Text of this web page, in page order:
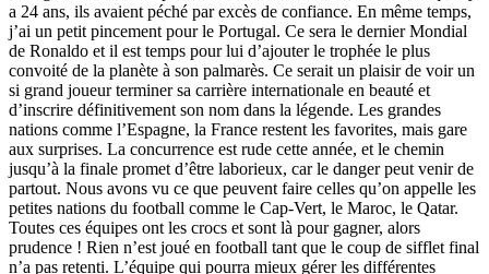
a 24 ans, ils avaient péché par excès de confiance. En même temps,
j’ai un petit pincement pour le Portugal. Ce sera le dernier Mondial
de Ronaldo et il est temps pour lui d’ajouter le trophée le plus
convoité de la planète à son palmarès. Ce serait un plaisir de voir un
si grand joueur terminer sa carrière internationale en beauté et
d’inscrire définitivement son nom dans la légende. Les grandes
nations comme l’Espagne, la France restent les favorites, mais gare
aux surprises. La concurrence est rude cette année, et le chemin
jusqu’à la finale promet d’être laborieux, car le danger peut venir de
partout. Nous avons vu ce que peuvent faire celles qu’on appelle les
petites nations du football comme le Cap-Vert, le Maroc, le Qatar.
Toutes ces équipes ont les crocs et sont là pour gagner, alors
prudence ! Rien n’est joué en football tant que le coup de sifflet final
n’a pas retenti. L’équipe qui pourra mieux gérer les différentes